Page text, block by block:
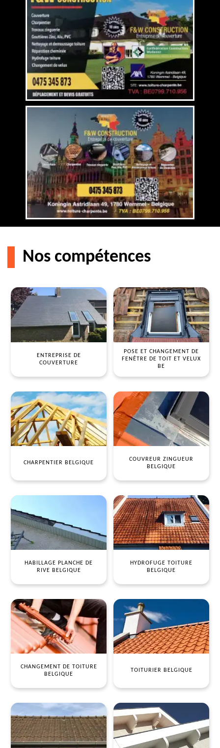
Nos compétences
ENTREPRISE DE
COUVERTURE
POSE ET CHANGEMENT DE
FENÊTRE DE TOIT ET VELUX
BE
CHARPENTIER BELGIQUE
COUVREUR ZINGUEUR
BELGIQUE
HABILLAGE PLANCHE DE
RIVE BELGIQUE
HYDROFUGE TOITURE
BELGIQUE
CHANGEMENT DE TOITURE
BELGIQUE
TOITURIER BELGIQUE